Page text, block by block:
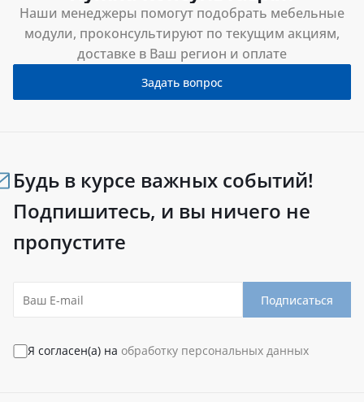
Наши менеджеры помогут подобрать мебельные
модули, проконсультируют по текущим акциям,
доставке в Ваш регион и оплате
Задать вопрос
Будь в курсе важных событий!
Подпишитесь, и вы ничего не
пропустите
Подписаться
Я согласен(а) на обработку персональных данных